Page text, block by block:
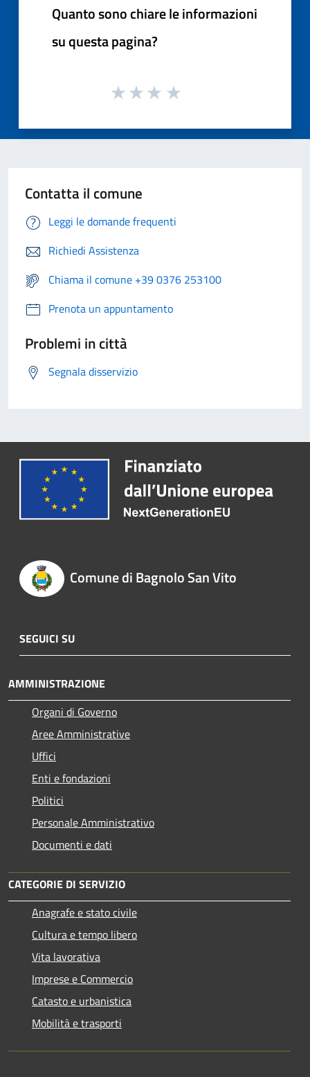
Quanto sono chiare le informazioni
su questa pagina?
Contatta il comune
Leggi le domande frequenti
Richiedi Assistenza
Chiama il comune +39 0376 253100
Prenota un appuntamento
Problemi in città
Segnala disservizio
Comune di Bagnolo San Vito
SEGUICI SU
AMMINISTRAZIONE
Organi di Governo
Aree Amministrative
Uffici
Enti e fondazioni
Politici
Personale Amministrativo
Documenti e dati
CATEGORIE DI SERVIZIO
Anagrafe e stato civile
Cultura e tempo libero
Vita lavorativa
Imprese e Commercio
Catasto e urbanistica
Mobilità e trasporti